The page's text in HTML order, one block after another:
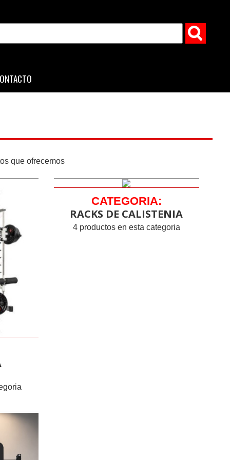
que ofrecemos
CATEGORIA:
RACKS DE CALISTENIA
4 productos en esta categoria